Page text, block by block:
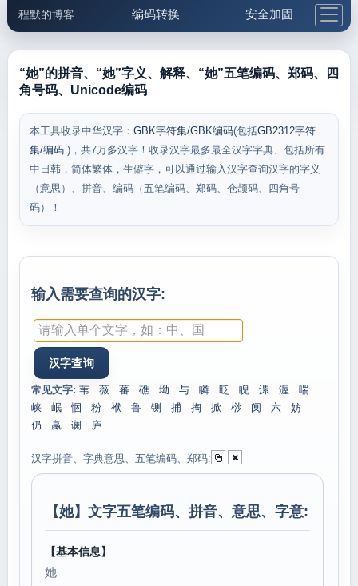
程默的博客 编码转换 安全加固
邮件工具 生活便民 更多工具
“她”的拼音、“她”字义、解释、“她”五笔编码、郑码、四
角号码、Unicode编码
本工具收录中华汉字： GBK字符集/GBK编码(包括GB2312字符
集/编码 )，共7万多汉字！收录汉字最多最全汉字字典、包括所有
中日韩，简体繁体，生僻字，可以通过输入汉字查询汉字的字义
（意思）、拼音、编码（五笔编码、郑码、仓颉码、四角号
码）！
输入需要查询的汉字:
常见文字: 苇 薇 蕃 礁 坳 与 瞵 眨 睨 漯 渥
喘
峡
岷 悃 粉 袱 鲁 铡 捕 掏 掀 桫 阒 六
妨
仍
蠃 谰 庐
汉字拼音、字典意思、五笔编码、郑码:
【她】文字五笔编码、拼音、意思、字意:
【基本信息】
她